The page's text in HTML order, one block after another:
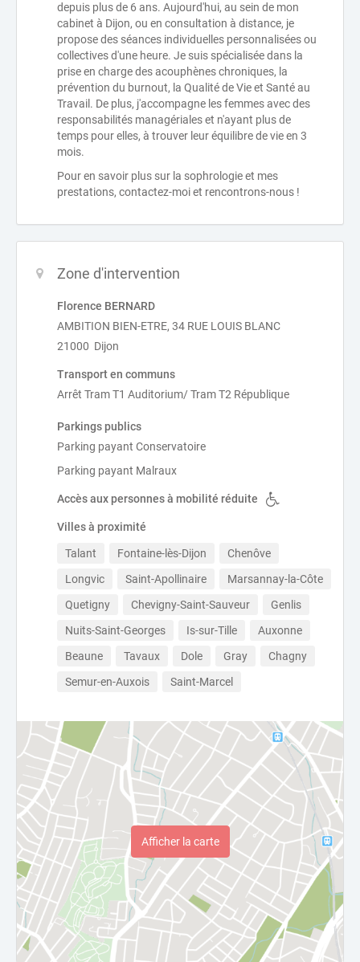
depuis plus de 6 ans. Aujourd'hui, au sein de mon
cabinet à Dijon, ou en consultation à distance, je
propose des séances individuelles personnalisées ou
collectives d'une heure. Je suis spécialisée dans la
prise en charge des acouphènes chroniques, la
prévention du burnout, la Qualité de Vie et Santé au
Travail. De plus, j'accompagne les femmes avec des
responsabilités managériales et n'ayant plus de
temps pour elles, à trouver leur équilibre de vie en 3
mois.
Pour en savoir plus sur la sophrologie et mes
prestations, contactez-moi et rencontrons-nous !
Zone d'intervention
Florence BERNARD
AMBITION BIEN-ETRE, 34 RUE LOUIS BLANC
21000 Dijon
Transport en communs
Arrêt Tram T1 Auditorium/ Tram T2 République
Parkings publics
Parking payant Conservatoire
Parking payant Malraux
Accès aux personnes à mobilité réduite
Villes à proximité
Talant Fontaine-lès-Dijon
Chenôve
Longvic
Saint-Apollinaire
Marsannay-la-Côte
Quetigny
Chevigny-Saint-Sauveur
Genlis
Nuits-Saint-Georges
Is-sur-Tille
Auxonne
Beaune
Tavaux Dole Gray
Chagny
Semur-en-Auxois
Saint-Marcel
Afficher la carte